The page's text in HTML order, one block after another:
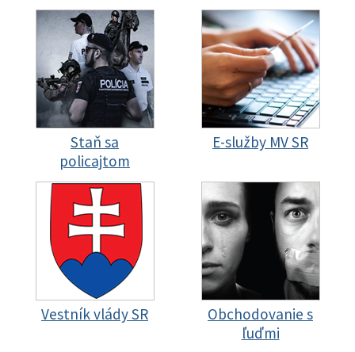
Staň sa
policajtom
E-služby MV SR
Vestník vlády SR
Obchodovanie s
ľuďmi